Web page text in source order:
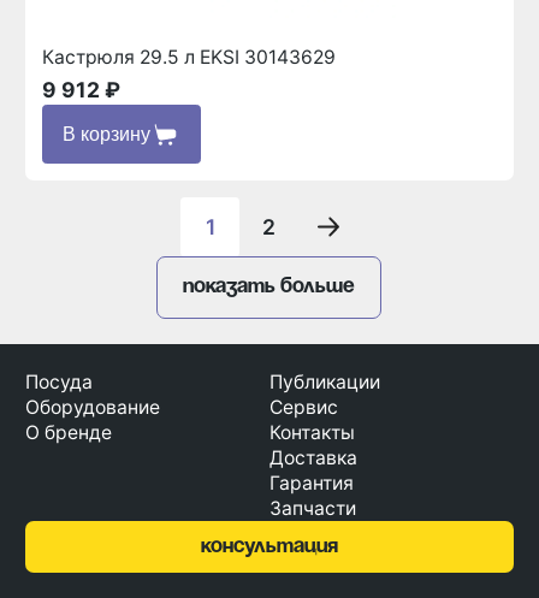
Кастрюля 29.5 л EKSI 30143629
9 912 ₽
В корзину
1 2
Показать больше
Посуда
Оборудование
О бренде
Публикации
Сервис
Контакты
Доставка
Гарантия
Запчасти
консультация